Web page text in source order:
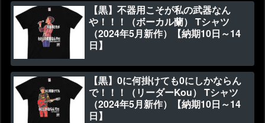
【黒】不器用こそが私の武器なん
や！！！（ボーカル蘭） Tシャツ
（2024年5月新作）【納期10日～14
日】
【黒】0に何掛けても0にしかならん
で！！！（リーダーKou） Tシャツ
（2024年5月新作）【納期10日～14
日】